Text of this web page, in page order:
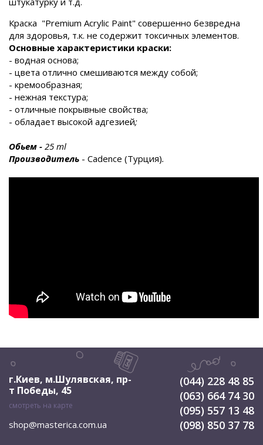
Краска "Premium Acrylic Paint" совершенно безвредна
для здоровья, т.к. не содержит токсичных элементов.
Основные характеристики краски:
- водная основа;
- цвета отлично смешиваются между собой;
- кремообразная;
- нежная текстура;
- отличные покрывные свойства;
- обладает высокой адгезией;
Обьем - 25 ml
Производитель - Cadence (Турция).
г.Киев, м.Шулявская, пр-
т Победы, 45
смотреть на карте
shop@masterica.com.ua
(044) 228 48 85
(063) 664 74 30
(095) 557 13 48
(098) 850 37 78